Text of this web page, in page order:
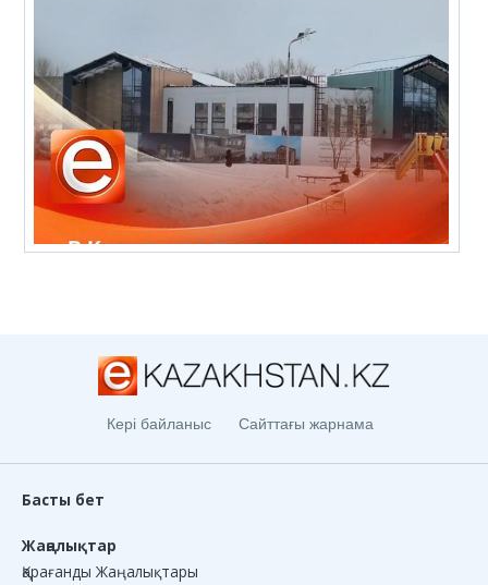
Кері байланыс Сайттағы жарнама
Басты бет
Жаңалықтар
Қарағанды Жаңалықтары